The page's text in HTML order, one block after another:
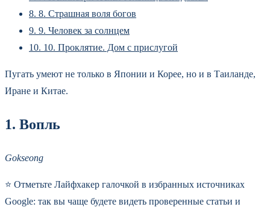
8. 8. Страшная воля богов
9. 9. Человек за солнцем
10. 10. Проклятие. Дом с прислугой
Пугать умеют не только в Японии и Корее, но и в Таиланде,
Иране и Китае.
1. Вопль
Gokseong
⭐ Отметьте Лайфхакер галочкой в избранных источниках
Google: так вы чаще будете видеть проверенные статьи и